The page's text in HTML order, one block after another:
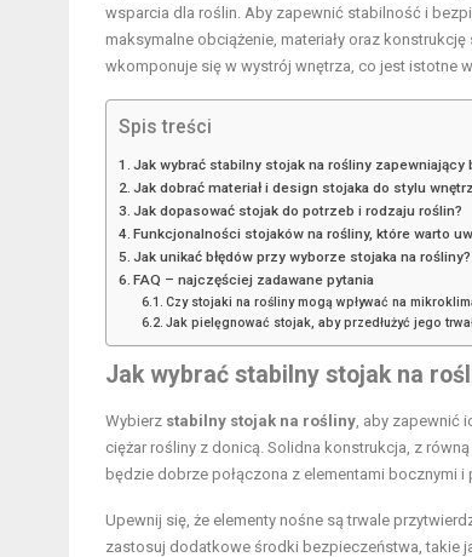
wsparcia dla roślin. Aby zapewnić stabilność i
maksymalne obciążenie, materiały oraz
wkomponuje się w wystrój wnętrza, co jest istotne
Spis treści
Jak wybrać stabilny stojak na rośliny
Jak dobrać materiał i design stojaka do stylu
Jak dopasować stojak do potrzeb i rodzaju roślin?
Funkcjonalności stojaków na rośliny, które warto
Jak unikać błędów przy wyborze stojaka na rośliny?
FAQ – najczęściej zadawane pytania
Czy stojaki na rośliny mogą wpływać na
Jak pielęgnować stojak, aby przedłużyć jego
Jak wybrać stabilny stojak na
Wybierz stabilny stojak na rośliny , aby zapewnić
ciężar rośliny z donicą. Solidna konstrukcja, z
będzie dobrze połączona z elementami bocznymi i
Upewnij się, że elementy nośne są trwale
zastosuj dodatkowe środki bezpieczeństwa, takie